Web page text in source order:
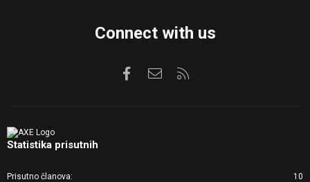
Connect with us
FacebookKontaktirajte nas
Statistika prisutnih
Prisutno članova 10